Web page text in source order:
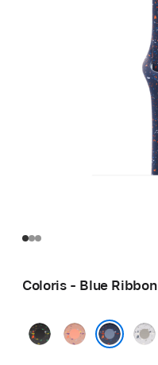
Coloris - Blue Ribbon
Noir
Rose
Alpenglow
Gris